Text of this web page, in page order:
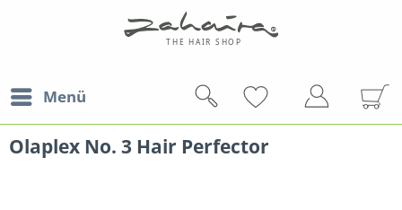
Menü
Olaplex No. 3 Hair Perfector